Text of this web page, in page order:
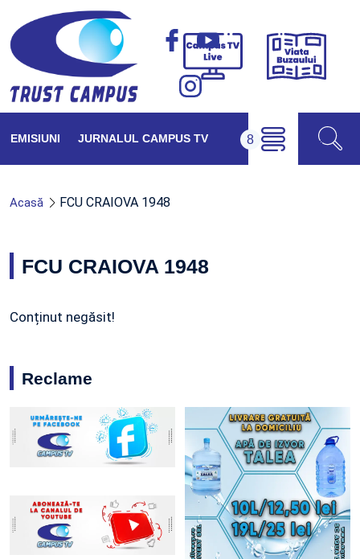
Campus
Viața
EMISIUNI JURNALUL CAMPUS TV
Acasă FCU CRAIOVA 1948
FCU CRAIOVA 1948
Conținut negăsit!
Reclame